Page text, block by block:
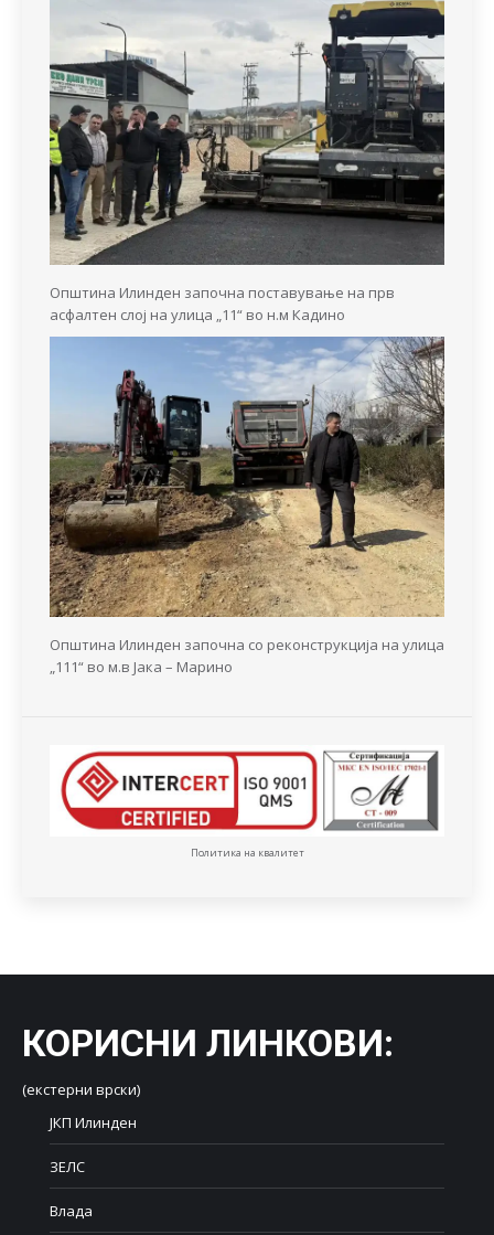
Општина Илинден започна поставување на прв
асфалтен слој на улица „11“ во н.м Кадино
Општина Илинден започна со реконструкција на улица
„111“ во м.в Јака – Марино
Политика на квалитет
КОРИСНИ ЛИНКОВИ:
(екстерни врски)
ЈКП Илинден
ЗЕЛС
Влада